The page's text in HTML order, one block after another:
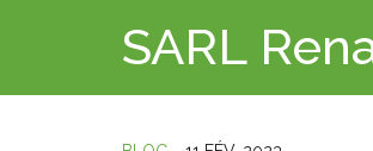
SARL